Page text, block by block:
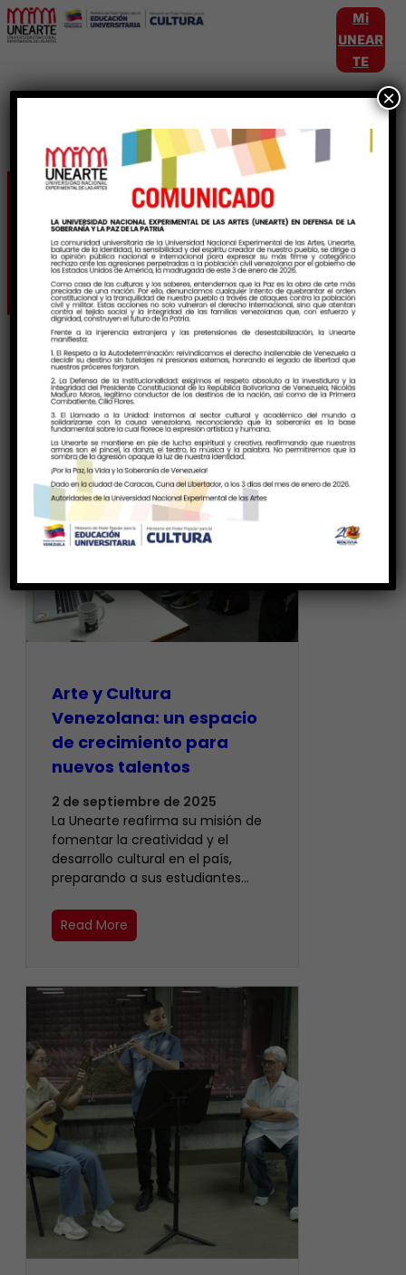
Mi
UNEAR
TE
Etiqueta:
Arte y Cultura
Venezolana: un espacio
de crecimiento para
nuevos talentos
2 de septiembre de 2025
La Unearte reafirma su misión de
fomentar la creatividad y el
desarrollo cultural en el país,
preparando a sus estudiantes…
Read More
×